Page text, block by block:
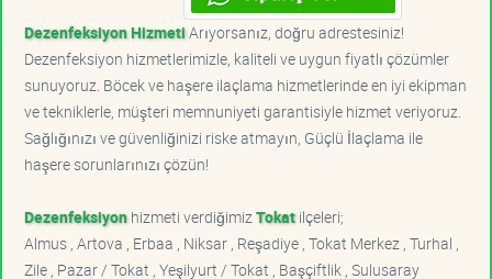
Dezenfeksiyon HizmetiArıyorsanız, doğru adrestesiniz!
Dezenfeksiyon hizmetlerimizle, kaliteli ve uygun fiyatlı çözümler
sunuyoruz. Böcek ve haşere ilaçlama hizmetlerinde en iyi ekipman
ve tekniklerle, müşteri memnuniyeti garantisiyle hizmet veriyoruz.
Sağlığınızı ve güvenliğinizi riske atmayın, Güçlü İlaçlama ile
haşere sorunlarınızı çözün!
Dezenfeksiyonhizmeti verdiğimiz Tokatilçeleri;
Almus , Artova , Erbaa , Niksar , Reşadiye , Tokat Merkez , Turhal ,
Zile , Pazar / Tokat , Yeşilyurt / Tokat , Başçiftlik , Sulusaray